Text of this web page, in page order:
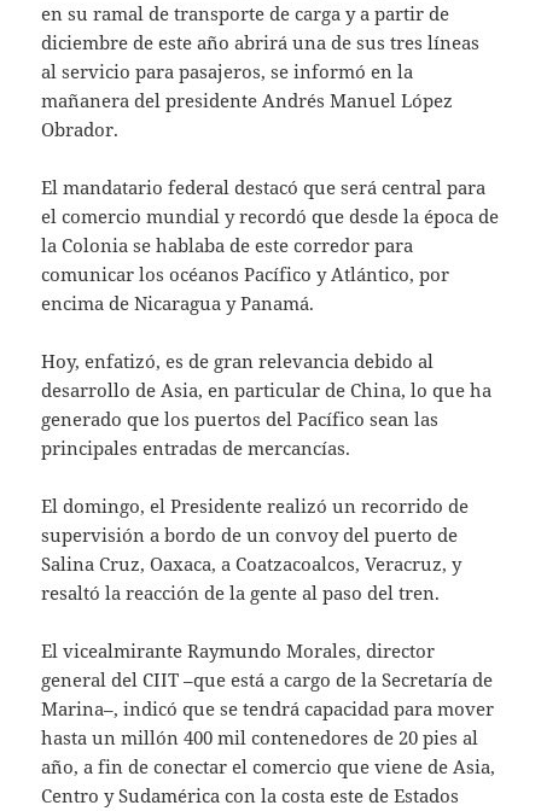
en su ramal de transporte de carga y a partir de
diciembre de este año abrirá una de sus tres líneas
al servicio para pasajeros, se informó en la
mañanera del presidente Andrés Manuel López
Obrador.
El mandatario federal destacó que será central para
el comercio mundial y recordó que desde la época de
la Colonia se hablaba de este corredor para
comunicar los océanos Pacífico y Atlántico, por
encima de Nicaragua y Panamá.
Hoy, enfatizó, es de gran relevancia debido al
desarrollo de Asia, en particular de China, lo que ha
generado que los puertos del Pacífico sean las
principales entradas de mercancías.
El domingo, el Presidente realizó un recorrido de
supervisión a bordo de un convoy del puerto de
Salina Cruz, Oaxaca, a Coatzacoalcos, Veracruz, y
resaltó la reacción de la gente al paso del tren.
El vicealmirante Raymundo Morales, director
general del CIIT –que está a cargo de la Secretaría de
Marina–, indicó que se tendrá capacidad para mover
hasta un millón 400 mil contenedores de 20 pies al
año, a fin de conectar el comercio que viene de Asia,
Centro y Sudamérica con la costa este de Estados